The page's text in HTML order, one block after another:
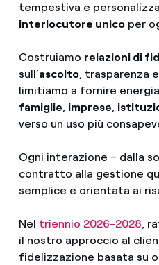
tempestiva e
interlocutore unicoper
Costruiamo relazioni di
sull’ascolto, trasparenza e
limitiamo a fornire
famiglie, imprese,
verso un uso più
Ogni interazione – dalla
contratto alla gestione
semplice e orientata ai
Nel triennio 2026-2028,
il nostro approccio al
fidelizzazione basata su